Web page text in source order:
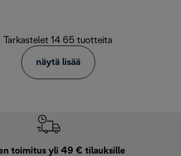
Tarkastelet 14 65 tuotteita
näytä lisää
toimitus yli 49 € tilauksille